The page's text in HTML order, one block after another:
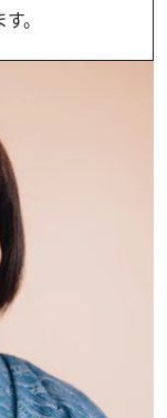
。